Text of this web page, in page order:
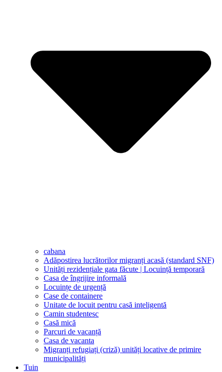
cabana
Adăpostirea lucrătorilor migranți acasă (standard SNF)
Unități rezidențiale gata făcute | Locuință temporară
Casa de îngrijire informală
Locuințe de urgență
Case de containere
Unitate de locuit pentru casă inteligentă
Camin studentesc
Casă mică
Parcuri de vacanță
Casa de vacanta
Migranți refugiați (criză) unități locative de primire
municipalități
Tuin